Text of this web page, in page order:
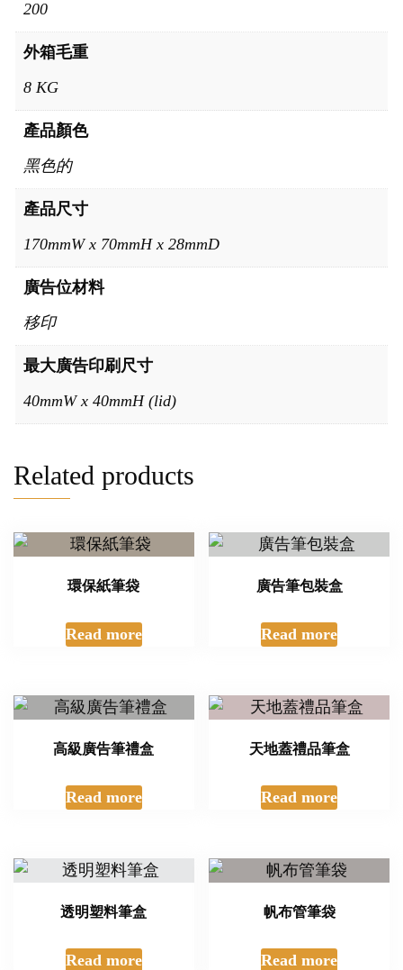
200
外箱毛重
8 KG
產品顏色
黑色的
產品尺寸
170mmW x 70mmH x 28mmD
廣告位材料
移印
最大廣告印刷尺寸
40mmW x 40mmH (lid)
Related products
環保紙筆袋
Read more
廣告筆包裝盒
Read more
高級廣告筆禮盒
Read more
天地蓋禮品筆盒
Read more
透明塑料筆盒
Read more
帆布管筆袋
Read more